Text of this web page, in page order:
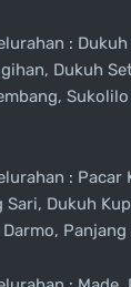
:
Dukuh
: Pacar
Dukuh